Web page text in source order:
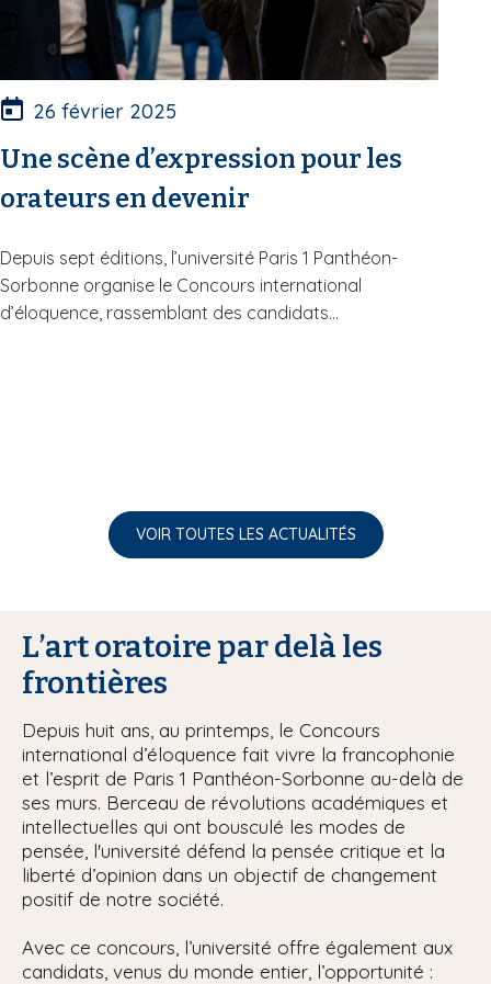
26 février 2025
Une scène d’expression pour les
orateurs en devenir
Depuis sept éditions, l’université Paris 1 Panthéon-
Sorbonne organise le Concours international
d’éloquence, rassemblant des candidats...
VOIR TOUTES LES ACTUALITÉS
L’art oratoire par delà les
frontières
Depuis huit ans, au printemps, le Concours
international d’éloquence fait vivre la francophonie
et l’esprit de Paris 1 Panthéon-Sorbonne au-delà de
ses murs. Berceau de révolutions académiques et
intellectuelles qui ont bousculé les modes de
pensée, l'université défend la pensée critique et la
liberté d’opinion dans un objectif de changement
positif de notre société.
Avec ce concours, l’université offre également aux
candidats, venus du monde entier, l’opportunité :